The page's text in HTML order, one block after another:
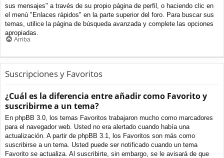
sus mensajes" a través de su propio página de perfil, o haciendo clic en
el menú "Enlaces rápidos" en la parte superior del foro. Para buscar sus
temas, utilice la página de búsqueda avanzada y complete las opciones
apropiadas.
Arriba
Suscripciones y Favoritos
¿Cuál es la diferencia entre añadir como Favorito y
suscribirme a un tema?
En phpBB 3.0, los temas Favoritos trabajaron mucho como marcadores
para el navegador web. Usted no era alertado cuando había una
actualización. A partir de phpBB 3.1, los Favoritos son más como
suscribirse a un tema. Usted puede ser notificado cuando un tema
Favorito se actualiza. Al suscribirte, sin embargo, se le avisará de que